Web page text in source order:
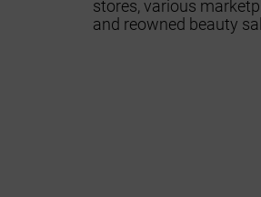
stores, various
and reowned beauty